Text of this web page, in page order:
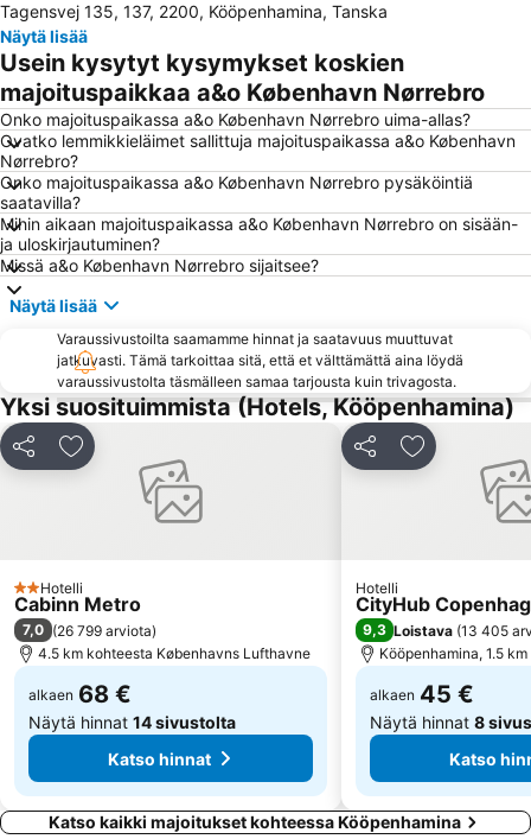
Kongens Nytorv
Østerbro
Amager Centret
Rådhuspladsen
Ørestad
Frederiksberg
Royal Copenhagen
Christianshavn
Hornbæk Vest
Strøget
Snekkersten
Christiania
Dansk jødisk museum
Copenhagen Port
Malmö Arena
Helsingør Havn
Gilleleje Veststrand
Roskilde Festival
Tisvildeleje
Frederiksberg Centret
Operaen
Cph Cool
Ny Carlsberg Glyptotek
Biking Copenhague
Danske Kunstindustrimuseet
Den lille Havfrue
Copenhagen Zoo
Københavns Bymuseum
Valbyparken
Tagensvej 135, 137, 2200, Kööpenhamina, Tanska
Näytä lisää
Usein kysytyt kysymykset koskien
majoituspaikkaa a&o København Nørrebro
Onko majoituspaikassa a&o København Nørrebro uima-allas?
Ovatko lemmikkieläimet sallittuja majoituspaikassa a&o København
Nørrebro?
Onko majoituspaikassa a&o København Nørrebro pysäköintiä
saatavilla?
Mihin aikaan majoituspaikassa a&o København Nørrebro on sisään-
ja uloskirjautuminen?
Missä a&o København Nørrebro sijaitsee?
Näytä lisää
Varaussivustoilta saamamme hinnat ja saatavuus muuttuvat
jatkuvasti. Tämä tarkoittaa sitä, että et välttämättä aina löydä
varaussivustolta täsmälleen samaa tarjousta kuin trivagosta.
Yksi suosituimmista (Hotels, Kööpenhamina)
Jaa Lisää suosikkeihin
2 Tähtiluokitus
Hotelli
Cabinn Metro
7,0 (26 799 arviota)
4.5 km kohteesta Københavns Lufthavne
alkaen 68 €
Näytä hinnat 14 sivustolta
Katso hinnat
Jaa Lisää
Hotelli
CityHub
9,3 Loistava (13 405
Kööpenhamina, 1.5
alkaen 45 €
Näytä hinnat 8
Katso
Katso kaikki majoitukset kohteessa Kööpenhamina